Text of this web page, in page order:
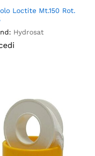
Loctite Mt.150 Rot.
Hydrosat